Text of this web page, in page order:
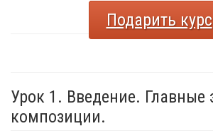
Подарить курс
Урок 1. Введение. Главные
композиции.